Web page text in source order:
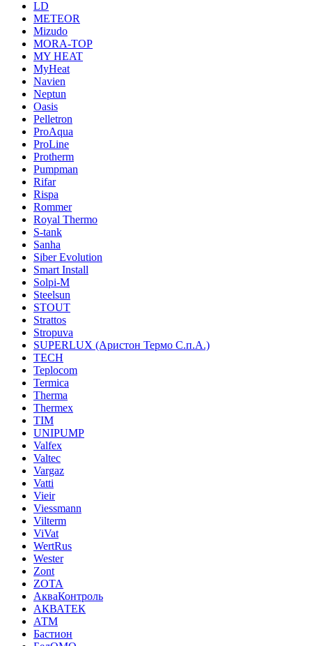
LD
METEOR
Mizudo
MORA-TOP
MY HEAT
MyHeat
Navien
Neptun
Oasis
Pelletron
ProAqua
ProLine
Protherm
Pumpman
Rifar
Rispa
Rommer
Royal Thermo
S-tank
Sanha
Siber Evolution
Smart Install
Solpi-M
Steelsun
STOUT
Strattos
Stropuva
SUPERLUX (Аристон Термо С.п.А.)
TECH
Teplocom
Termica
Therma
Thermex
TIM
UNIPUMP
Valfex
Valtec
Vargaz
Vatti
Vieir
Viessmann
Vilterm
ViVat
WertRus
Wester
Zont
ZOTA
АкваКонтроль
АКВАТЕК
АТМ
Бастион